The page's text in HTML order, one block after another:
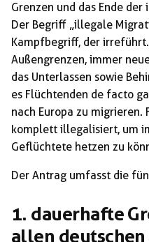
Grenzen und das Ende
Der Begriff „illegale
Kampfbegriff, der
Außengrenzen, immer
das Unterlassen sowie
es Flüchtenden de facto
nach Europa zu
komplett illegalisiert, um
Geflüchtete hetzen zu
Der Antrag umfasst die
1. dauerhafte
allen deutschen